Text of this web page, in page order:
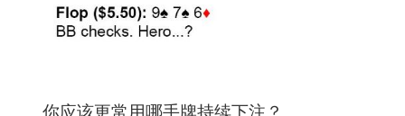
你应该更常用哪手牌持续下注？